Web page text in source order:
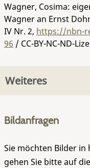
Wagner, Cosima:
Wagner an Ernst
IV Nr. 2, https://nbn-
96 / CC-BY-NC-ND-
Weiteres
Bildanfragen
Sie möchten Bilder
gehen Sie bitte auf